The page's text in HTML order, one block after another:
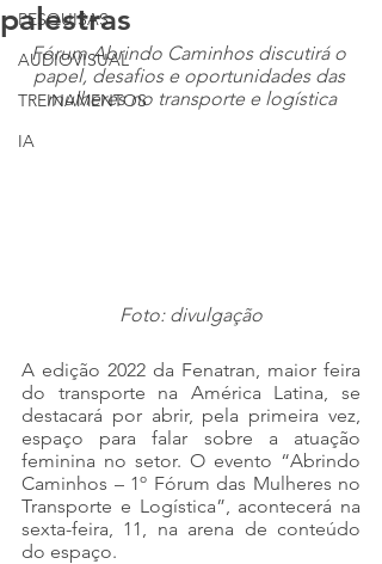
PESQUISAS
AUDIOVISUAL
TREINAMENTOS
IA
palestras
Fórum Abrindo Caminhos discutirá o
papel, desafios e oportunidades das
mulheres no transporte e logística
Foto: divulgação
A edição 2022 da Fenatran, maior feira
do transporte na América Latina, se
destacará por abrir, pela primeira vez,
espaço para falar sobre a atuação
feminina no setor. O evento “Abrindo
Caminhos – 1º Fórum das Mulheres no
Transporte e Logística”, acontecerá na
sexta-feira, 11, na arena de conteúdo
do espaço.